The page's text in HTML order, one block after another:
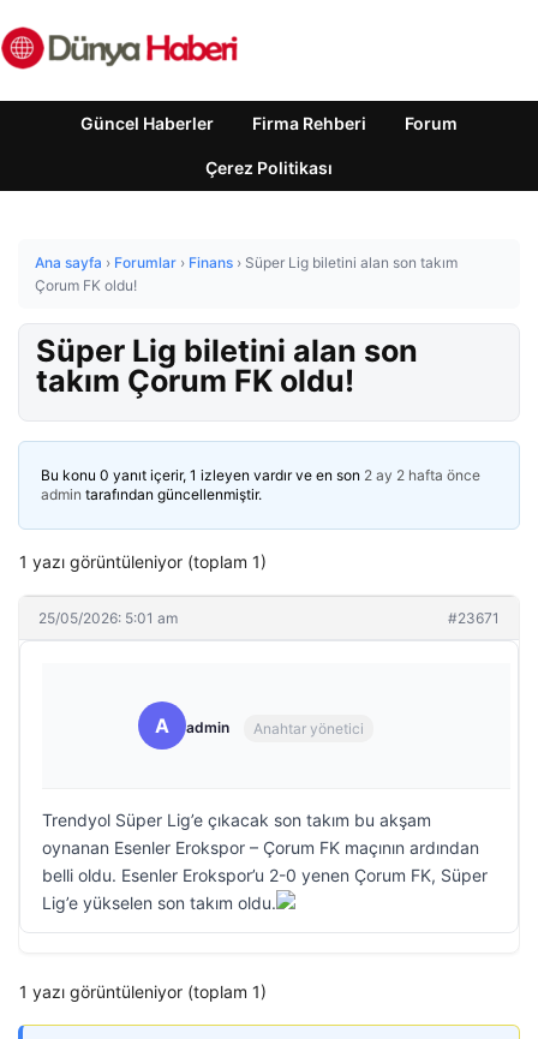
Güncel Haberler Firma Rehberi Forum
Çerez Politikası
Ana sayfa › Forumlar › Finans › Süper Lig biletini alan son takım
Çorum FK oldu!
Süper Lig biletini alan son
takım Çorum FK oldu!
Bu konu 0 yanıt içerir, 1 izleyen vardır ve en son 2 ay 2 hafta önce
admin tarafından güncellenmiştir.
1 yazı görüntüleniyor (toplam 1)
25/05/2026: 5:01 am #23671
A admin Anahtar yönetici
Trendyol Süper Lig’e çıkacak son takım bu akşam
oynanan Esenler Erokspor – Çorum FK maçının ardından
belli oldu. Esenler Erokspor’u 2-0 yenen Çorum FK, Süper
Lig’e yükselen son takım oldu.
1 yazı görüntüleniyor (toplam 1)